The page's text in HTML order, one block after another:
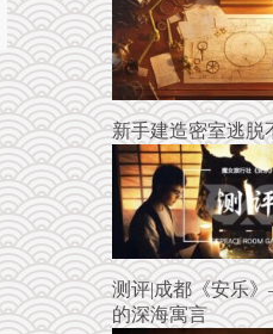
新手建造密室逃脱
测评|成都《安乐
的深海寓言